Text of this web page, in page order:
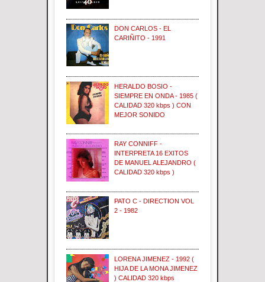
DON CARLOS - EL
CARIÑITO - 1991
HERALDO BOSIO -
SIEMPRE EN ONDA - 1985 (
CALIDAD 320 kbps ) CON
MEJOR SONIDO
RAY CONNIFF -
INTERPRETA 16 EXITOS
DE MANUEL ALEJANDRO (
CALIDAD 320 kbps )
PATO C - DIRECTION VOL
2 - 1982
LORENA JIMENEZ - 1992 (
HIJA DE LA MONA JIMENEZ
) CALIDAD 320 kbps